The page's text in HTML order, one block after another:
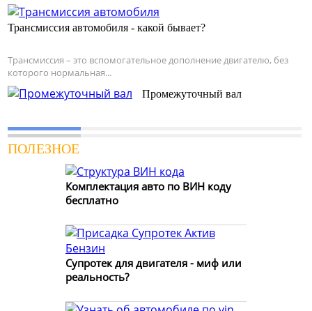
Трансмиссия автомобиля - какой бывает?
Трансмиссия – это вспомогательное дополнение двигателю, без
которого нормальная...
Промежуточный вал
ПОЛЕЗНОЕ
Комплектация авто по ВИН коду
бесплатно
Супротек для двигателя - миф или
реальность?